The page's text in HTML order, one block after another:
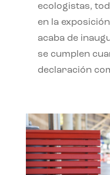
ecologistas,
en la
acaba de
se cumplen
declaración